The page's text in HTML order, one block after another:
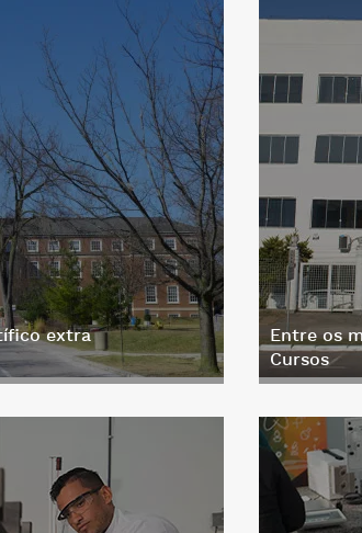
extra
Entre os
Cursos